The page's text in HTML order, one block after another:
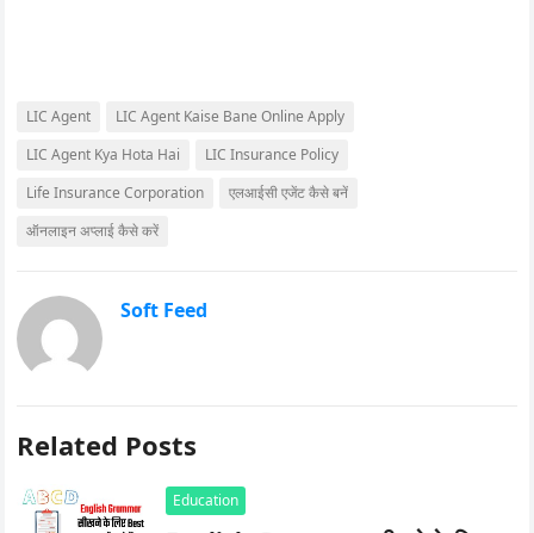
LIC Agent
LIC Agent Kaise Bane Online Apply
LIC Agent Kya Hota Hai
LIC Insurance Policy
Life Insurance Corporation
एलआईसी एजेंट कैसे बनें
ऑनलाइन अप्लाई कैसे करें
Soft Feed
Related Posts
Education